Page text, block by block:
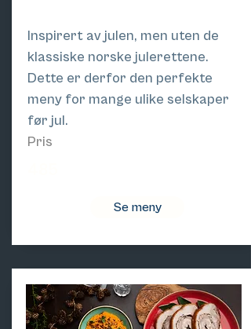
Inspirert av julen, men uten de
klassiske norske julerettene.
Dette er derfor den perfekte
meny for mange ulike selskaper
før jul.
Pris
Se meny